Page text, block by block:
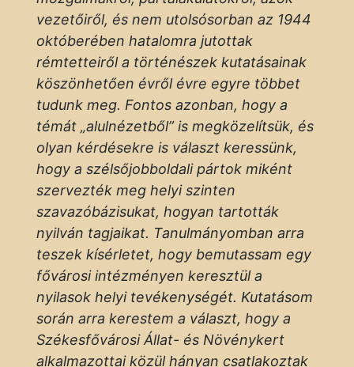
vezetőiről, és nem utolsósorban az 1944
októberében hatalomra jutottak
rémtetteiről a történészek kutatásainak
köszönhetően évről évre egyre többet
tudunk meg. Fontos azonban, hogy a
témát „alulnézetből” is megközelítsük, és
olyan kérdésekre is választ keressünk,
hogy a szélsőjobboldali pártok miként
szervezték meg helyi szinten
szavazóbázisukat, hogyan tartották
nyilván tagjaikat. Tanulmányomban arra
teszek kísérletet, hogy bemutassam egy
fővárosi intézményen keresztül a
nyilasok helyi tevékenységét. Kutatásom
során arra kerestem a választ, hogy a
Székesfővárosi Állat- és Növénykert
alkalmazottai közül hányan csatlakoztak